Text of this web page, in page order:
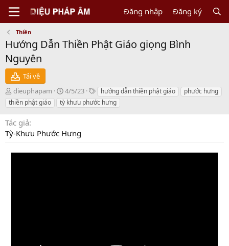
Đăng nhập Đăng ký
Thiền
Hướng Dẫn Thiền Phật Giáo giọng Bình
Nguyên
Tải về
N
g
ư
i
g
i
dieuphapam
C
r
e
i
n
4/5/23
T
a
g
hướng dẫn thiền phật giáo
phước hưng
thiền phật giáo
tỳ khưu phước hưng
Tác giả
Tỳ-Khưu Phước Hưng